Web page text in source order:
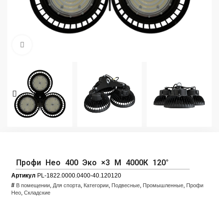
Профи Нео 400 Эко ×3 M 4000К 120°
Артикул PL-1822.0000.0400-40.120120
# В помещении, Для спорта, Категории, Подвесные, Промышленные, Профи
Нео, Складские